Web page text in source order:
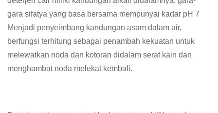
gara sifatya yang basa bersama mempunyai kadar pH 7
Menjadi penyeimbang kandungan asam dalam air,
berfungsi terhitung sebagai penambah kekuatan untuk
melewatkan noda dan kotoran didalam serat kain dan
menghambat noda melekat kembali.